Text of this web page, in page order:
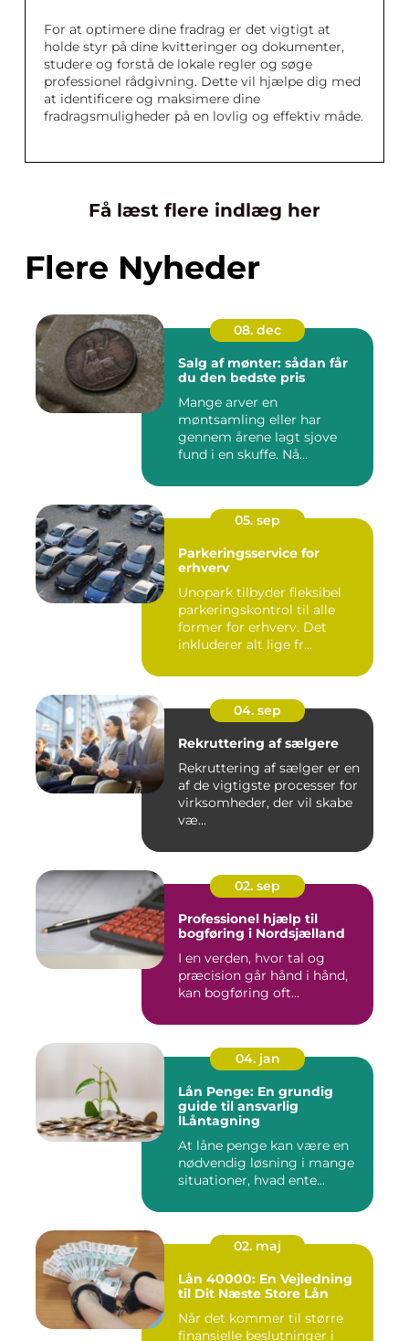
For at optimere dine fradrag er det vigtigt at
holde styr på dine kvitteringer og dokumenter,
studere og forstå de lokale regler og søge
professionel rådgivning. Dette vil hjælpe dig med
at identificere og maksimere dine
fradragsmuligheder på en lovlig og effektiv måde.
Få læst flere indlæg her
Flere Nyheder
08. dec
Salg af mønter: sådan får
du den bedste pris
Mange arver en
møntsamling eller har
gennem årene lagt sjove
fund i en skuffe. Nå...
05. sep
Parkeringsservice for
erhverv
Unopark tilbyder fleksibel
parkeringskontrol til alle
former for erhverv. Det
inkluderer alt lige fr...
04. sep
Rekruttering af sælgere
Rekruttering af sælger er en
af de vigtigste processer for
virksomheder, der vil skabe
væ...
02. sep
Professionel hjælp til
bogføring i Nordsjælland
I en verden, hvor tal og
præcision går hånd i hånd,
kan bogføring oft...
04. jan
Lån Penge: En grundig
guide til ansvarlig
lLåntagning
At låne penge kan være en
nødvendig løsning i mange
situationer, hvad ente...
02. maj
Lån 40000: En Vejledning
til Dit Næste Store Lån
Når det kommer til større
finansielle beslutninger i